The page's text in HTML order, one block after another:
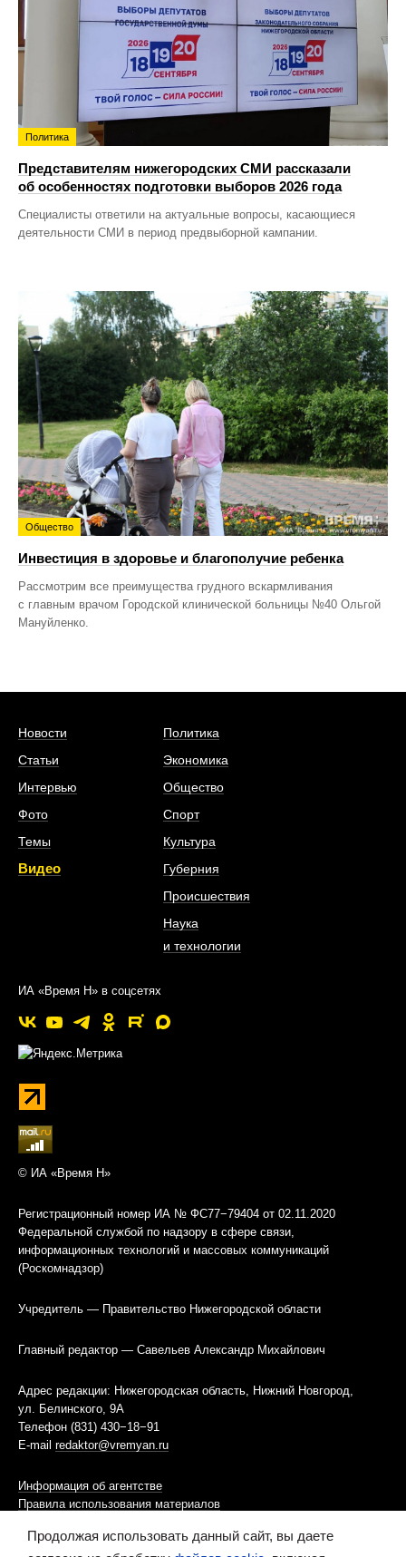
Политика
Представителям нижегородских СМИ рассказали
об особенностях подготовки выборов 2026 года
Специалисты ответили на актуальные вопросы, касающиеся
деятельности СМИ в период предвыборной кампании.
Общество
Инвестиция в здоровье и благополучие ребенка
Рассмотрим все преимущества грудного вскармливания
с главным врачом Городской клинической больницы №40 Ольгой
Мануйленко.
Новости
Статьи
Интервью
Фото
Темы
Видео
Политика
Экономика
Общество
Спорт
Культура
Губерния
Происшествия
Наука
и технологии
ИА «Время Н» в соцсетях
© ИА «Время Н»
Регистрационный номер ИА № ФС77−79404 от 02.11.2020
Федеральной службой по надзору в сфере связи,
информационных технологий и массовых коммуникаций
(Роскомнадзор)
Учредитель — Правительство Нижегородской области
Главный редактор — Савельев Александр Михайлович
Адрес редакции: Нижегородская область, Нижний Новгород,
ул. Белинского, 9А
Телефон (831) 430−18−91
E-mail redaktor@vremyan.ru
Информация об агентстве
Правила использования материалов
Информационная политика использования «cookies»-файлов
Продолжая использовать данный сайт, вы даете